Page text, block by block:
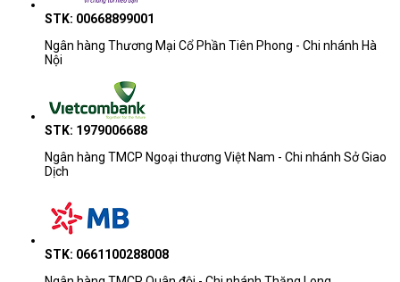
STK: 00668899001
Ngân hàng Thương Mại Cổ Phần Tiên Phong - Chi nhánh Hà
Nội
STK: 1979006688
Ngân hàng TMCP Ngoại thương Việt Nam - Chi nhánh Sở Giao
Dịch
STK: 0661100288008